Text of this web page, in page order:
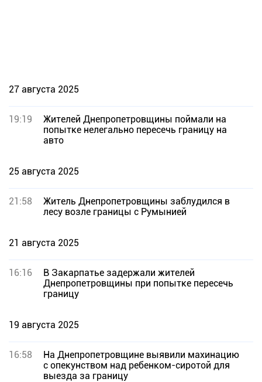
27 августа 2025
19:19
Жителей Днепропетровщины поймали на
попытке нелегально пересечь границу на
авто
25 августа 2025
21:58
Житель Днепропетровщины заблудился в
лесу возле границы с Румынией
21 августа 2025
16:16
В Закарпатье задержали жителей
Днепропетровщины при попытке пересечь
границу
19 августа 2025
16:58
На Днепропетровщине выявили махинацию
с опекунством над ребенком-сиротой для
выезда за границу